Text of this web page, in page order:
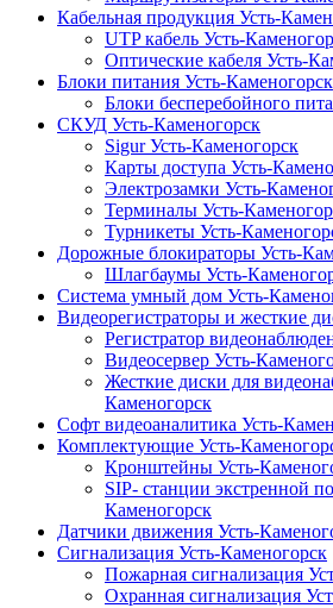
Кабельная продукция Усть-
UTP кабель Усть-
Оптические кабеля Усть-
Блоки питания Усть-Каменогорск
Блоки бесперебойного
СКУД Усть-Каменогорск
Sigur Усть-Каменогорск
Карты доступа Усть-
Электрозамки Усть-
Терминалы Усть-
Турникеты Усть-
Дорожные блокираторы Усть-
Шлагбаумы Усть-
Система умный дом Усть-
Видеорегистраторы и жесткие
Регистратор
Видеосервер Усть-
Жесткие диски для
Каменогорск
Софт видеоаналитика Усть-
Комплектующие Усть-
Кронштейны Усть-
SIP- станции экстренной
Каменогорск
Датчики движения Усть-
Сигнализация Усть-Каменогорск
Пожарная сигнализация
Охранная сигнализация